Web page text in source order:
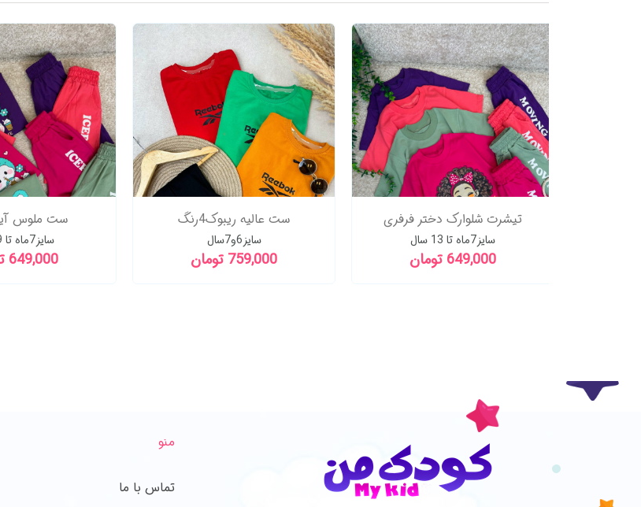
ست ملوس
سایز7ماه تا 9 سال
649,000 تومان
ست عالیه ریبوک4رنگ
سایز6و7سال
759,000 تومان
تیشرت شلوارک دختر فرفری
سایز7ماه تا 13 سال
649,000 تومان
منو
تماس با ما